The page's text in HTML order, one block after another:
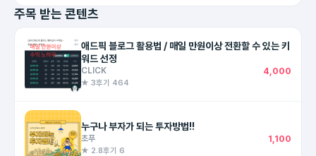
주목 받는 콘텐츠
애드픽 블로그 활용법 / 매일 만원이상 전환할 수 있는 키
워드 선정
CLICK 4,000
★ 3후기 464
누구나 부자가 되는 투자방법!!
초푸 1,100
★ 2.8후기 6